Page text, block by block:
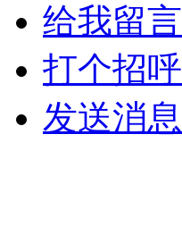
给我留言
打个招呼
发送消息